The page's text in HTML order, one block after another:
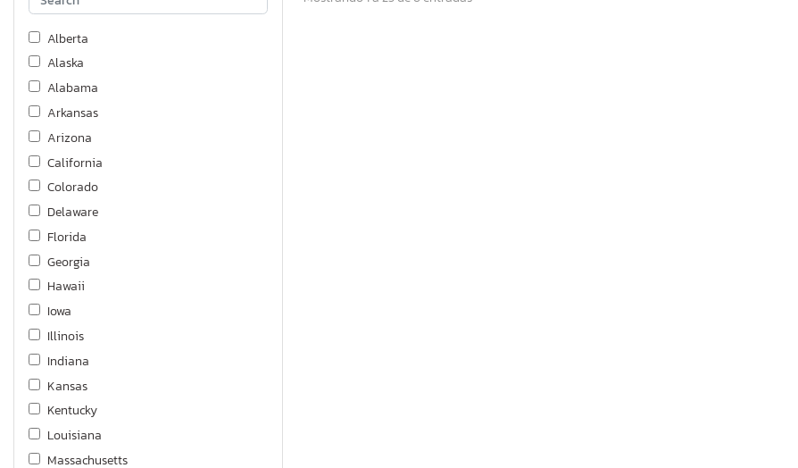
Alberta
Alaska
Alabama
Arkansas
Arizona
California
Colorado
Delaware
Florida
Georgia
Hawaii
Iowa
Illinois
Indiana
Kansas
Kentucky
Louisiana
Massachusetts